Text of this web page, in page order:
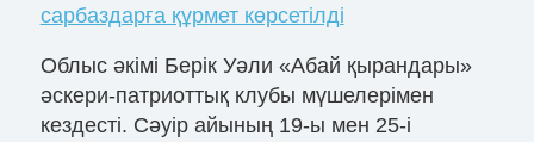
сарбаздарға құрмет көрсетілді
Облыс әкімі Берік Уәли «Абай қырандары»
әскери-патриоттық клубы мүшелерімен
кездесті. Сәуір айының 19-ы мен 25-і